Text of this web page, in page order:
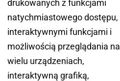
drukowanych z funkcjami
natychmiastowego dostępu,
interaktywnymi funkcjami i
możliwością przeglądania na
wielu urządzeniach,
interaktywną grafiką,